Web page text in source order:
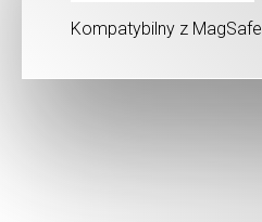
Kompatybilny z MagSafe